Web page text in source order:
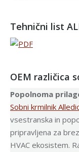
Tehnični list
OEM različica
Popolnoma
Sobni krmilnik
vsestranska in
pripravljena za
HVAC ekosistem.